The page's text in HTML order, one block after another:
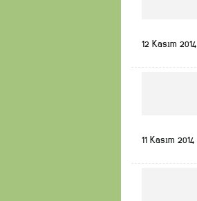
12 Kasım 2014
11 Kasım 2014